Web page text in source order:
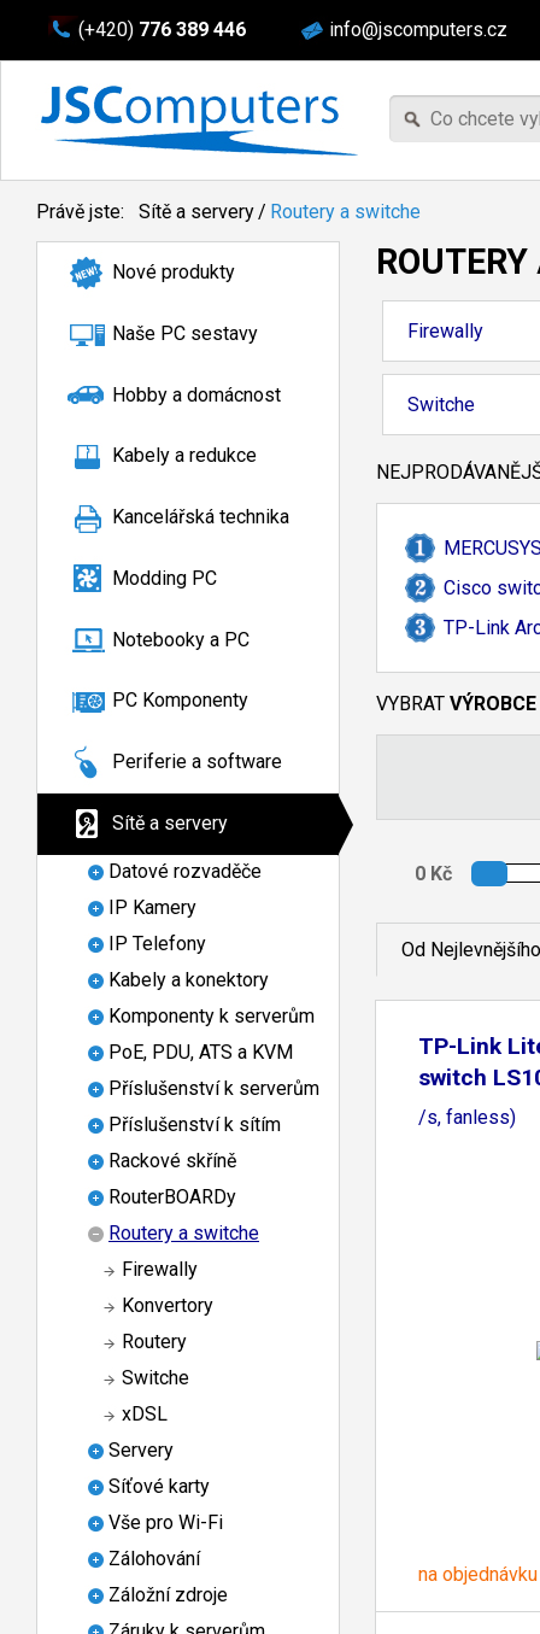
(+420) 776 389 446 info@jscomputers.cz
Právě jste: Sítě a servery/ Routery a switche
Nové produkty
Naše PC sestavy
Hobby a domácnost
Kabely a redukce
Kancelářská technika
Modding PC
Notebooky a PC
PC Komponenty
Periferie a software
Sítě a servery
Datové rozvaděče
IP Kamery
IP Telefony
Kabely a konektory
Komponenty k serverům
PoE, PDU, ATS a KVM
Příslušenství k serverům
Příslušenství k sítím
Rackové skříně
RouterBOARDy
Routery a switche
Firewally
Konvertory
Routery
Switche
xDSL
Servery
Síťové karty
Vše pro Wi-Fi
Zálohování
Záložní zdroje
Firewally
Switche
Cisco
TP-Link
VYBRAT VÝROBCE
Od Nejlevnějšího
TP-Link
switch
(5x100Mb
/s, fanless)
na objednávku